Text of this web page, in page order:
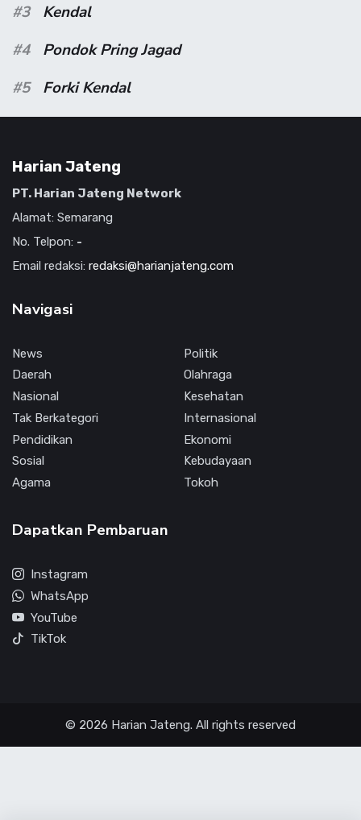
#3
Kendal
#4
Pondok Pring Jagad
#5
Forki Kendal
Harian Jateng
PT. Harian Jateng Network
Alamat: Semarang
No. Telpon: -
Email redaksi: redaksi@harianjateng.com
Navigasi
News
Daerah
Nasional
Tak Berkategori
Pendidikan
Sosial
Agama
Politik
Olahraga
Kesehatan
Internasional
Ekonomi
Kebudayaan
Tokoh
Dapatkan Pembaruan
Instagram
WhatsApp
YouTube
TikTok
© 2026 Harian Jateng. All rights reserved